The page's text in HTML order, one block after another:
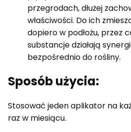
przegrodach, dłużej
właściwości. Do ich
dopiero w podłożu, przez
substancje działają
bezpośrednio do rośliny.
Sposób użycia:
Stosować jeden aplikator na
raz w miesiącu.